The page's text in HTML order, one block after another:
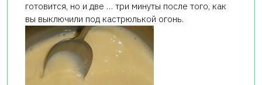
готовится, но и две … три минуты после того, как
вы выключили под кастрюлькой огонь.